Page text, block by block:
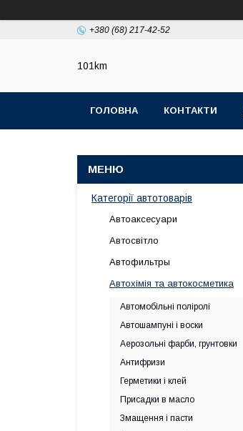
+380 (68) 217-42-52
101km
ГОЛОВНА КОНТАКТИ
Категорії автотоварів
Автоаксесуари
Автосвітло
Автофильтры
Автохімія та автокосметика
Автомобільні поліролі
Автошампуні і воски
Аерозольні фарби, грунтовки
Антифризи
Герметики і клей
Присадки в масло
Змащення і пасти